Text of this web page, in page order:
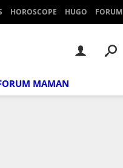
HOROSCOPE HUGO FORUM
MAMAN